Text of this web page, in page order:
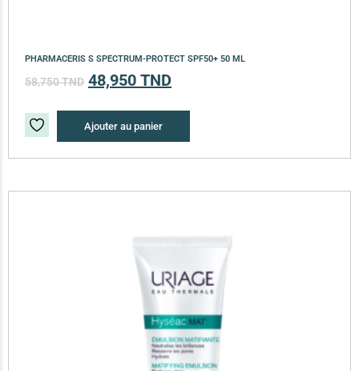
PHARMACERIS S SPECTRUM-PROTECT SPF50+ 50 ML
58,750TND 48,950 TND
Ajouter au panier